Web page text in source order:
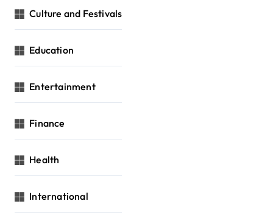
Culture and Festivals
Education
Entertainment
Finance
Health
International